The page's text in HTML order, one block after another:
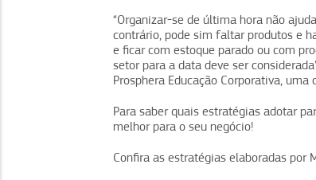
“Organizar-se de última hora não
contrário, pode sim faltar produtos e
e ficar com estoque parado ou com
setor para a data deve ser
Prosphera Educação Corporativa,
Para saber quais estratégias adotar
melhor para o seu negócio!
Confira as estratégias elaboradas por